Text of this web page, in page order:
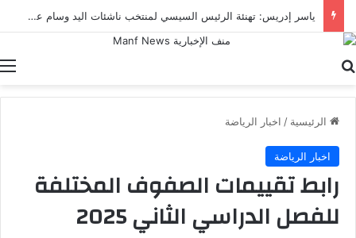
ياسر إدريس: تهنئة الرئيس السيسي لمنتخب ناشئات اليد وسام علي صدر الرياضة المصرية
الرئيسية / اخبار الرياضة
اخبار الرياضة
رابط تقييمات الصفوف المختلفة
للفصل الدراسي الثاني 2025